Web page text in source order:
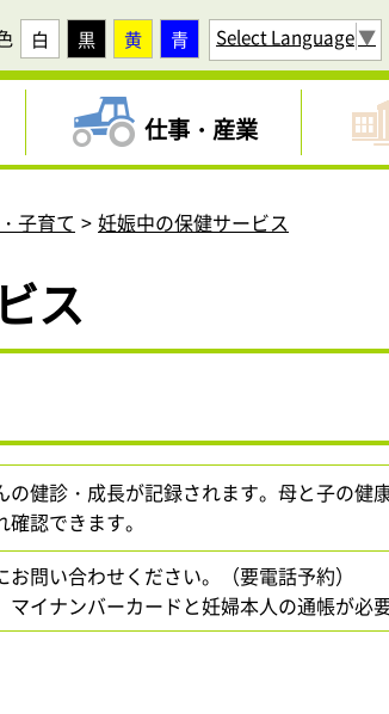
白 黒 黄 青 Select Language▼
仕事・産業
子育て 妊娠中の保健サービス
ス
の健診・成長が記録されます。母と子の健
認できます。
問い合わせください。（要電話予約）
イナンバーカードと妊婦本人の通帳が必要